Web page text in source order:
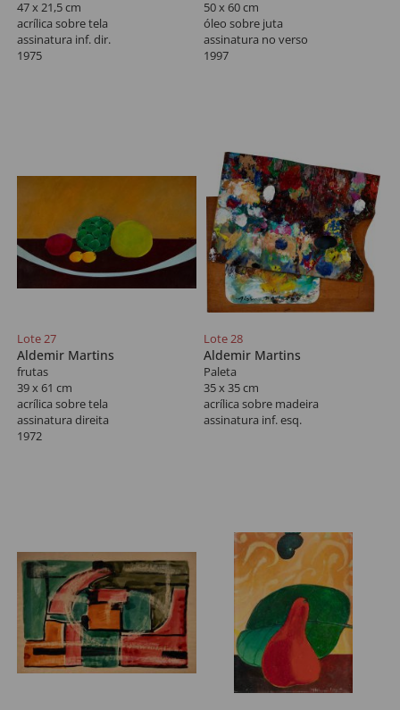
47 x 21,5 cm
acrílica sobre tela
assinatura inf. dir.
1975
50 x 60 cm
óleo sobre juta
assinatura no verso
1997
Lote 27
Aldemir Martins
frutas
39 x 61 cm
acrílica sobre tela
assinatura direita
1972
Lote 28
Aldemir Martins
Paleta
35 x 35 cm
acrílica sobre madeira
assinatura inf. esq.